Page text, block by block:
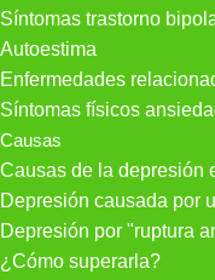
Síntomas trastorno
Autoestima
Enfermedades
Síntomas físicos
Causas
Causas de la depresión
Depresión causada por
Depresión por "ruptura
¿Cómo superarla?